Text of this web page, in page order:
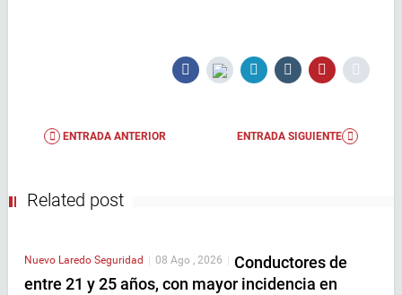
ENTRADA ANTERIOR ENTRADA SIGUIENTE
Related post
Nuevo Laredo Seguridad 08 Ago , 2026
Conductores de
entre 21 y 25 años, con mayor incidencia en